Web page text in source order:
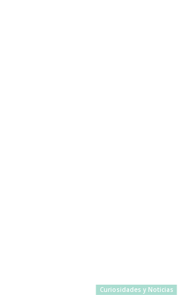
Curiosidades y Noticias